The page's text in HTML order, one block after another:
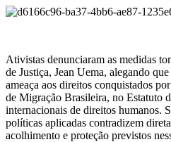
Ativistas denunciaram as medidas
de Justiça, Jean Uema, alegando
ameaça aos direitos conquistados
de Migração Brasileira, no Estatuto
internacionais de direitos humanos.
políticas aplicadas contradizem
acolhimento e proteção previstos